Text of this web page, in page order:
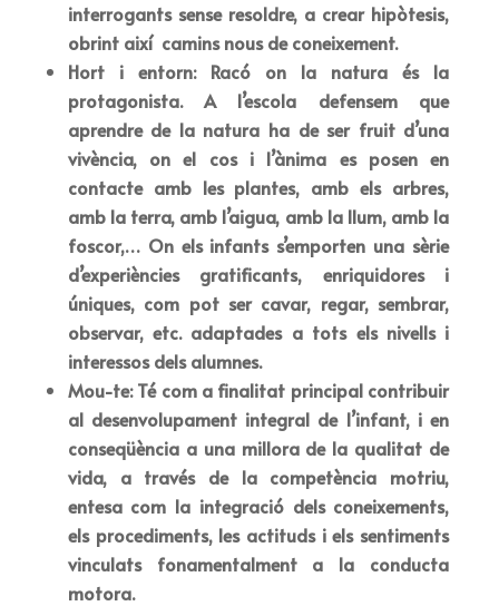
interrogants sense resoldre, a crear hipòtesis,
obrint així camins nous de coneixement.
Hort i entorn: Racó on la natura és la
protagonista. A l’escola defensem que
aprendre de la natura ha de ser fruit d’una
vivència, on el cos i l’ànima es posen en
contacte amb les plantes, amb els arbres,
amb la terra, amb l’aigua, amb la llum, amb la
foscor,… On els infants s’emporten una sèrie
d’experiències gratificants, enriquidores i
úniques, com pot ser cavar, regar, sembrar,
observar, etc. adaptades a tots els nivells i
interessos dels alumnes.
Mou-te: Té com a finalitat principal contribuir
al desenvolupament integral de l’infant, i en
conseqüència a una millora de la qualitat de
vida, a través de la competència motriu,
entesa com la integració dels coneixements,
els procediments, les actituds i els sentiments
vinculats fonamentalment a la conducta
motora.